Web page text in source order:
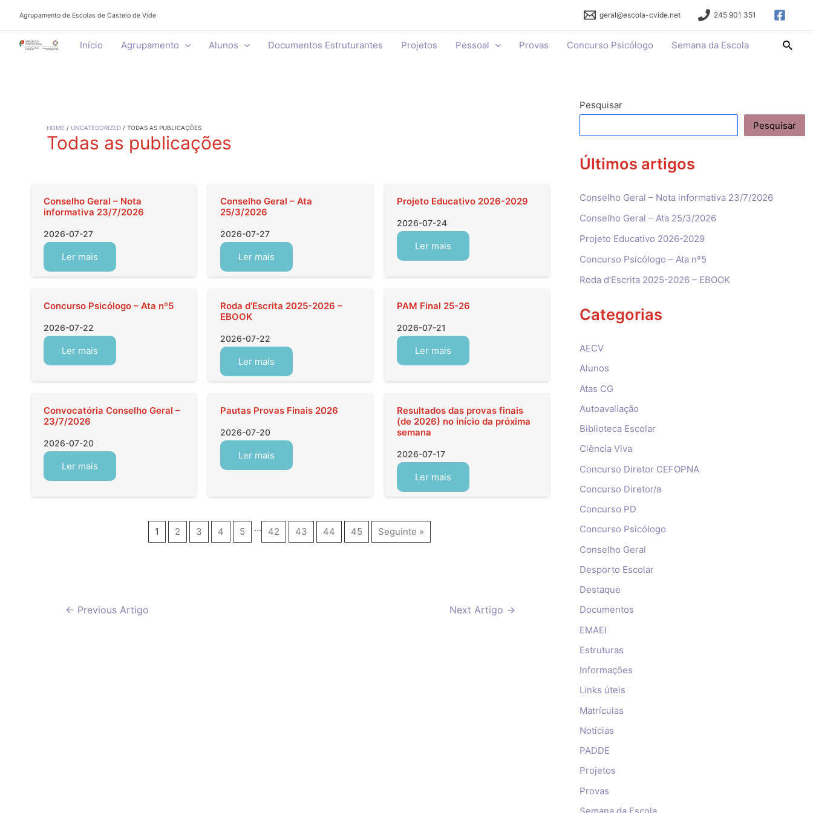
Agrupamento de Escolas de Castelo de Vide geral@escola-cvide.net 245 901 351
Início Agrupamento Alunos Documentos Estruturantes Projetos Pessoal Provas Concurso Psicólogo Semana da Escola
HOME UNCATEGORIZED TODAS AS PUBLICAÇÕES
Todas as publicações
Conselho Geral – Nota
informativa 23/7/2026
2026-07-27
Ler mais
Conselho Geral – Ata
25/3/2026
2026-07-27
Ler mais
Projeto Educativo 2026-2029
2026-07-24
Ler mais
Concurso Psicólogo – Ata nº5
2026-07-22
Ler mais
Roda d’Escrita 2025-2026 –
EBOOK
2026-07-22
Ler mais
PAM Final 25-26
2026-07-21
Ler mais
Convocatória Conselho Geral –
23/7/2026
2026-07-20
Ler mais
Pautas Provas Finais 2026
2026-07-20
Ler mais
Resultados das provas finais
(de 2026) no início da próxima
semana
2026-07-17
Ler mais
1 2 3 4 5 … 42 43 44 45 Seguinte »
Navegação
← Previous Artigo Next Artigo →
Pesquisar
Pesquisar
Últimos artigos
Conselho Geral – Nota informativa 23/7/2026
Conselho Geral – Ata 25/3/2026
Projeto Educativo 2026-2029
Concurso Psicólogo – Ata nº5
Roda d’Escrita 2025-2026 – EBOOK
Categorias
AECV
Alunos
Atas CG
Autoavaliação
Biblioteca Escolar
Ciência Viva
Concurso Diretor CEFOPNA
Concurso Diretor/a
Concurso PD
Concurso Psicólogo
Conselho Geral
Desporto Escolar
Destaque
Documentos
EMAEI
Estruturas
Informações
Links úteis
Matrículas
Notícias
PADDE
Projetos
Provas